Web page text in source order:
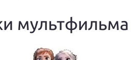
мультфильма